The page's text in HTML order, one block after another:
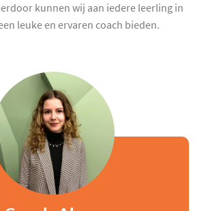
kunnen wij aan iedere leerling in
leuke en ervaren coach bieden.